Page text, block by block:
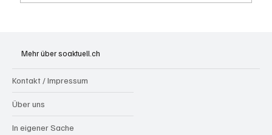
gesucht)
Mehr über soaktuell.ch
Kontakt / Impressum
Über uns
In eigener Sache